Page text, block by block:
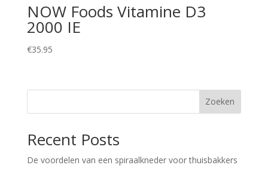
NOW Foods Vitamine D3
2000 IE
€35.95
Zoeken
Recent Posts
De voordelen van een spiraalkneder voor thuisbakkers